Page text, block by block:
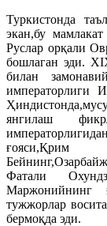
Туркистонда
экан,бу
Руслар орқали
бошлаган эди.
билан
императорлиги
янгилаш
Фатали
Маржонийнинг
тужжорлар
бермоқда эди.